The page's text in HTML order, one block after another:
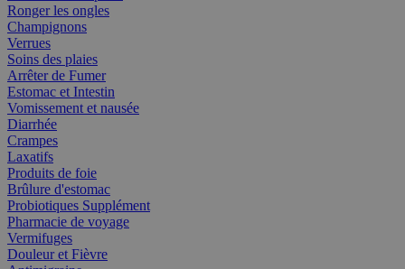
Ronger les ongles
Champignons
Verrues
Soins des plaies
Arrêter de Fumer
Estomac et Intestin
Vomissement et nausée
Diarrhée
Crampes
Laxatifs
Produits de foie
Brûlure d'estomac
Probiotiques Supplément
Pharmacie de voyage
Vermifuges
Douleur et Fièvre